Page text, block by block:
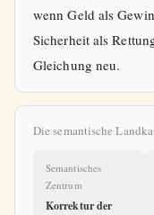
wenn Geld als
Sicherheit als
Gleichung neu.
Die semantische
Semantisches
Zentrum
Korrektur der